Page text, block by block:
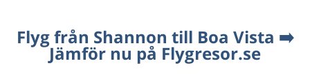
Flyg från Shannon till Boa Vista ➡️
Jämför nu på Flygresor.se